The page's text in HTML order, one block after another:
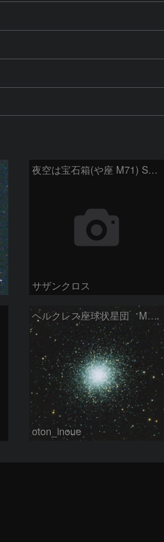
夜空は宝石箱(や座 M71) Seestar50
サザンクロス
ヘルクレス座球状星団 M１３（RGB合成）
oton_inoue